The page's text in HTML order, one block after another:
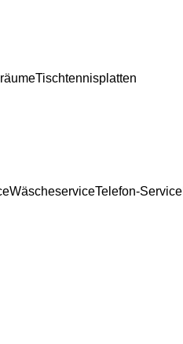
Tischtennisplatten
WäscheserviceTelefon-Service